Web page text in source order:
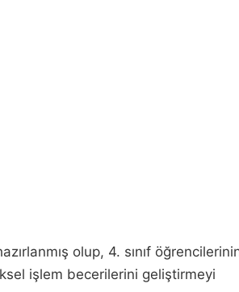
olup, 4. sınıf
işlem becerilerini geliştirmeyi